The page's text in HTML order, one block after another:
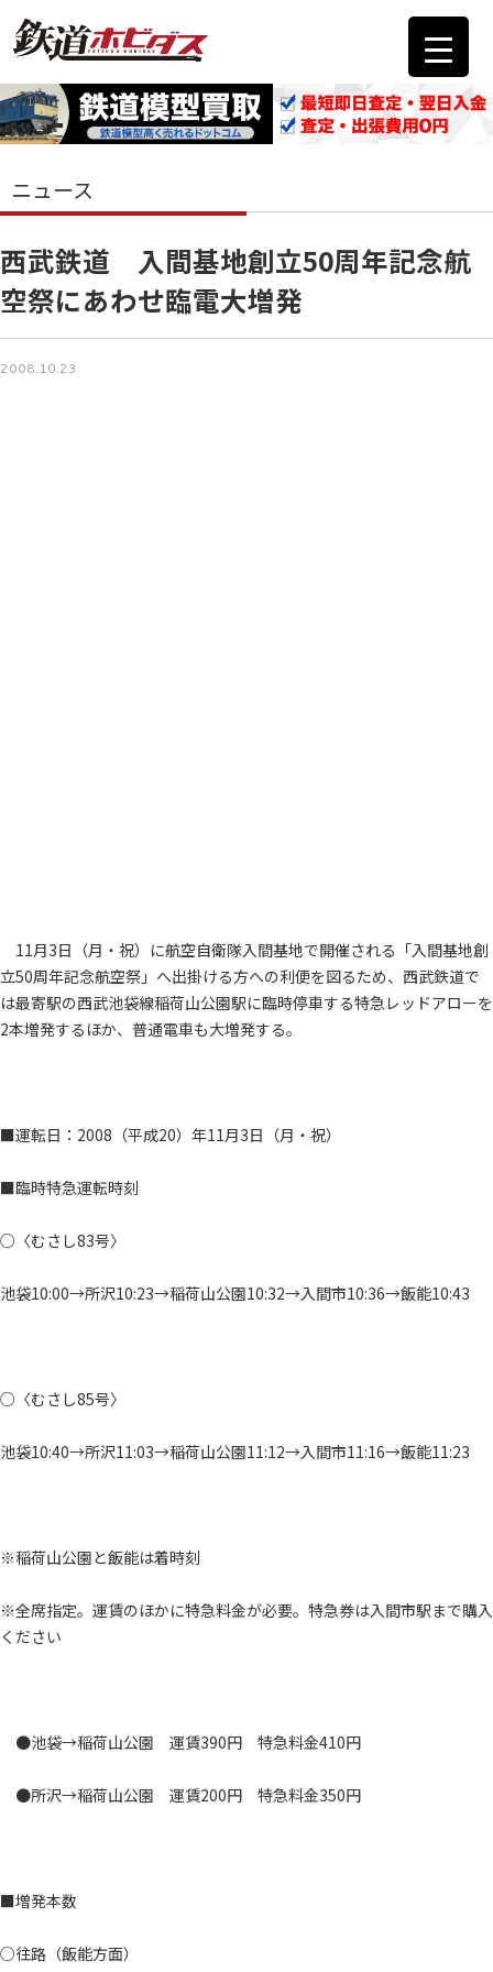
ニュース
西武鉄道 入間基地創立50周年記念航
空祭にあわせ臨電大増発
2008.10.23
11月3日（月・祝）に航空自衛隊入間基地で開催される「入間基地創
立50周年記念航空祭」へ出掛ける方への利便を図るため、西武鉄道で
は最寄駅の西武池袋線稲荷山公園駅に臨時停車する特急レッドアローを
2本増発するほか、普通電車も大増発する。
■運転日：2008（平成20）年11月3日（月・祝）
■臨時特急運転時刻
○〈むさし83号〉
池袋10:00→所沢10:23→稲荷山公園10:32→入間市10:36→飯能10:43
○〈むさし85号〉
池袋10:40→所沢11:03→稲荷山公園11:12→入間市11:16→飯能11:23
※稲荷山公園と飯能は着時刻
※全席指定。運賃のほかに特急料金が必要。 特急券は入間市駅まで購入
ください
●池袋→稲荷山公園 運賃390円 特急料金410円
●所沢→稲荷山公園 運賃200円 特急料金350円
■増発本数
○往路（飯能方面）